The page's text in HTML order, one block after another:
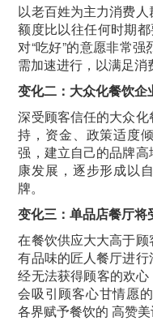
以老百姓为主力消费
额度比以往任何时期
对“吃好”的意愿非常
需加速进行，以满足消
变化二：大众化餐饮
深受顾客信任的大众
持，资金、政策适度
强，建立自己的品牌
康发展，逐步形成以
牌。
变化三：单品店餐厅将
在餐饮供应大大高于
有品味的匠人餐厅进
经无法获得顾客的欢心
会吸引顾客心甘情愿
各界赋予餐饮的 高赞美